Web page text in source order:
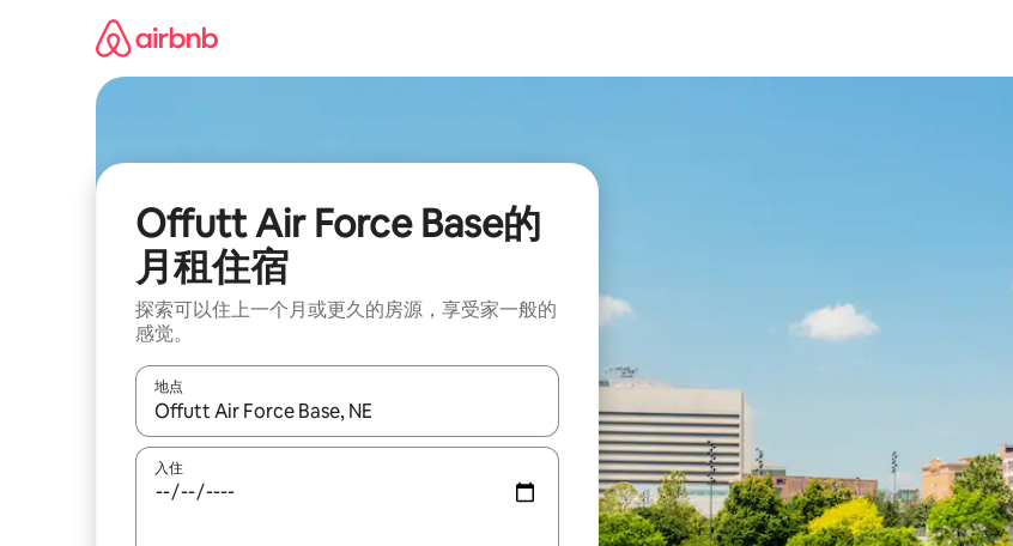
Offutt Air Force Base的
月租住宿
探索可以住上一个月或更久的房源，享受家一般的
感觉。
地点
如有搜索结果，请使用上下方向键查看，或通过点击或滑动手势浏览。
入住